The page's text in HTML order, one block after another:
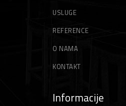
USLUGE
REFERENCE
O NAMA
KONTAKT
Informacije